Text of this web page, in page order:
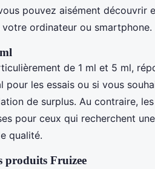
pouvez aisément découvrir
ordinateur ou smartphone.
de 1 ml et 5 ml,
pour les essais ou si vous
de surplus. Au contraire,
pour ceux qui recherchent
qualité.
produits Fruizee